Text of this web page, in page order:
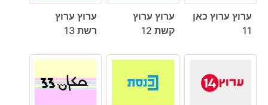
ערוץ ערוץ כאן
11
ערוץ ערוץ
קשת 12
ערוץ ערוץ
רשת 13